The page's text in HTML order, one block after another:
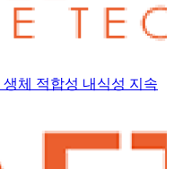
생체 적합성 내식성 지속